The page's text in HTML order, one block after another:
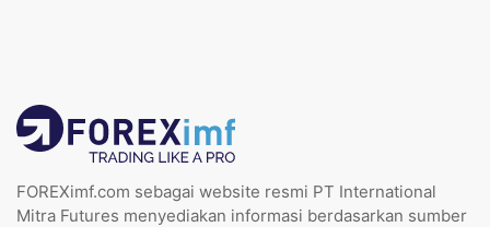
FOREXimf.com sebagai website resmi PT International
Mitra Futures menyediakan informasi berdasarkan sumber